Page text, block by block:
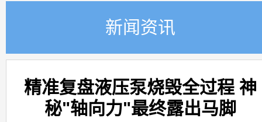
新闻资讯
精准复盘液压泵烧毁全过程 神
秘"轴向力"最终露出马脚